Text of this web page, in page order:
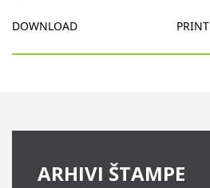
DOWNLOAD PRINT
ARHIVI ŠTAMPE